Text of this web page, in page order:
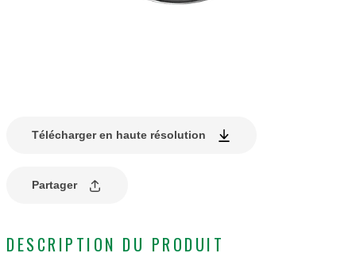
Télécharger en haute résolution
Partager
DESCRIPTION DU PRODUIT